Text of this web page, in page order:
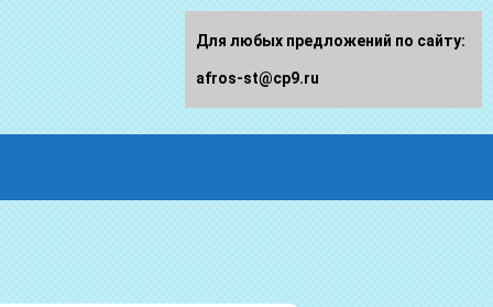
Для любых предложений по сайту:
afros-st@cp9.ru